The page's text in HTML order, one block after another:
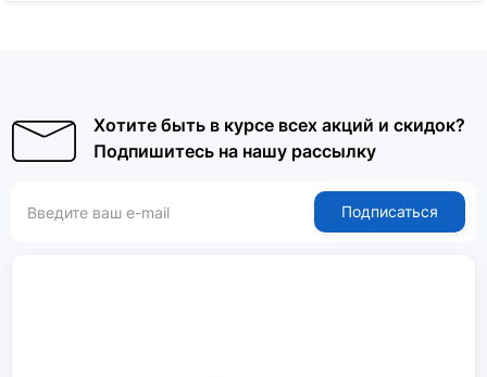
Хотите быть в курсе всех акций и скидок?
Подпишитесь на нашу рассылку
Подписаться